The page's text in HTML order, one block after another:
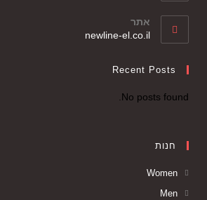
אתר
newline-el.co.il
Recent Posts
No posts found.
חנות
Women
Men